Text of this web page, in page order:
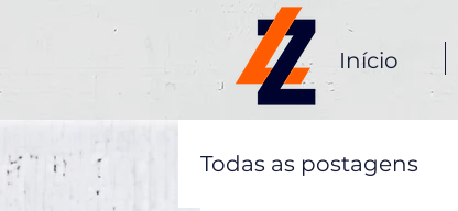
Início
Todas as postagens